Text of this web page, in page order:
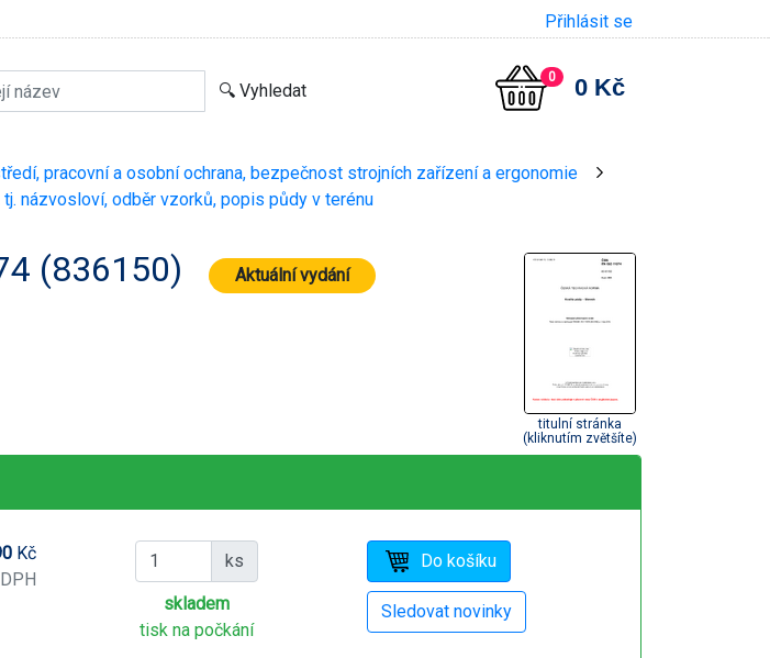
Přihlásit se
0 0 Kč
pracovní a osobní ochrana, bezpečnost strojních zařízení a ergonomie
názvosloví, odběr vzorků, popis půdy v terénu
(836150) Aktuální vydání
titulní stránka
(kliknutím zvětšíte)
Kč
ks
skladem
tisk na počkání